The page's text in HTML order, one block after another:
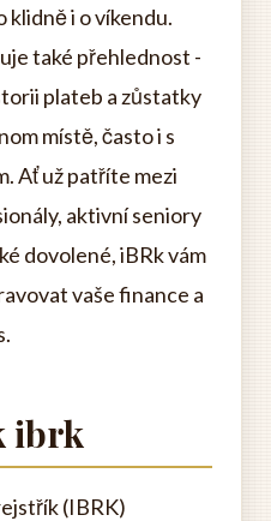
klidně i o víkendu.
také přehlednost -
plateb a zůstatky
místě, často i s
Ať už patříte mezi
aktivní seniory
dovolené, iBRk vám
vaše finance a
ibrk
(IBRK)